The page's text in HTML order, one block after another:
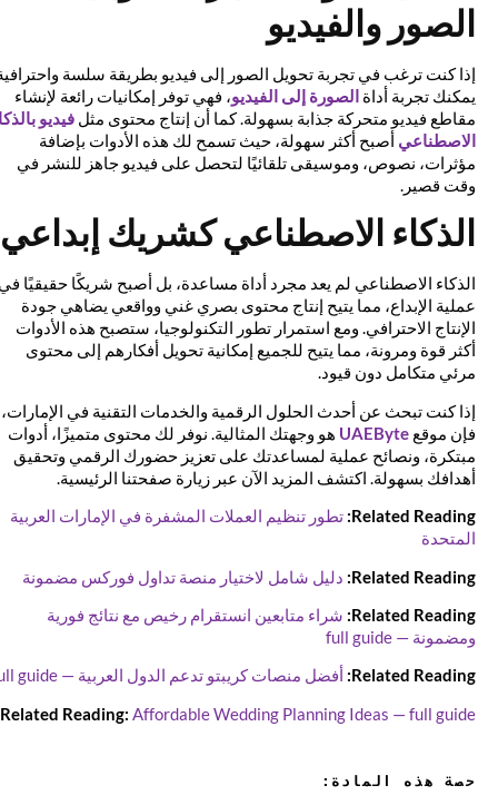
الصور والفيديو
إذا كنت ترغب في تجربة تحويل الصور إلى فيديو بطريقة سلسة واحترافية،
يمكنك تجربة أداةالصورة إلى الفيديو، فهي توفر إمكانيات رائعة لإنشاء
مقاطع فيديو متحركة جذابة بسهولة. كما أن إنتاج محتوى مثلفيديو بالذكاء
الاصطناعيأصبح أكثر سهولة، حيث تسمح لك هذه الأدوات بإضافة
مؤثرات، نصوص، وموسيقى تلقائيًا لتحصل على فيديو جاهز للنشر في
وقت قصير.
الذكاء الاصطناعي كشريك إبداعي
الذكاء الاصطناعي لم يعد مجرد أداة مساعدة، بل أصبح شريكًا حقيقيًا في
عملية الإبداع، مما يتيح إنتاج محتوى بصري غني وواقعي يضاهي جودة
الإنتاج الاحترافي. ومع استمرار تطور التكنولوجيا، ستصبح هذه الأدوات
أكثر قوة ومرونة، مما يتيح للجميع إمكانية تحويل أفكارهم إلى محتوى
مرئي متكامل دون قيود.
إذا كنت تبحث عن أحدث الحلول الرقمية والخدمات التقنية في الإمارات،
فإن موقعUAEByteهو وجهتك المثالية. نوفر لك محتوى متميزًا، أدوات
مبتكرة، ونصائح عملية لمساعدتك على تعزيز حضورك الرقمي وتحقيق
أهدافك بسهولة. اكتشف المزيد الآن عبر زيارة صفحتنا الرئيسية.
Related Reading: تطور تنظيم العملات المشفرة في الإمارات العربية
المتحدة
Related Reading: دليل شامل لاختيار منصة تداول فوركس مضمونة
Related Reading: شراء متابعين انستقرام رخيص مع نتائج فورية
ومضمونة — full guide
Related Reading: أفضل منصات كريبتو تدعم الدول العربية — full guide
Related Reading:Affordable Wedding Planning Ideas — full guide
حصة هذه المادة: